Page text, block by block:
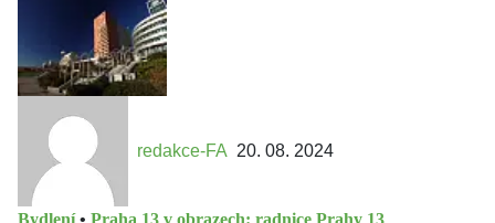
redakce-FA 20. 08. 2024
Bydlení • Praha 13 v obrazech: radnice Prahy 13